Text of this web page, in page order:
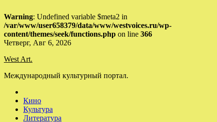
Warning: Undefined variable $meta2 in
/var/www/user658379/data/www/westvoices.ru/wp-
content/themes/seek/functions.php on line 366
Skip
content
Четверг, Авг 6, 2026
West Art.
Международный культурный портал.
Кино
Культура
Литература